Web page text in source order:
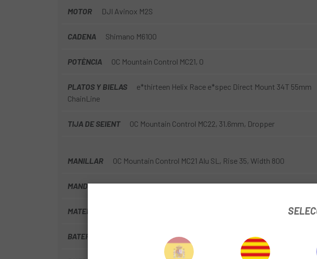
MOTOR DJI Avinox M2S
CADENA Shimano M6100
POTÈNCIA OC Mountain Control MC21, 0
PLATOS Y BIELAS
e*thirteen Helix Race e*spec Direct Mount 34T 55mm
ChainLine
TIJA DE SEIENT OC Mountain Control MC22, 31.6mm, Dropper
MANILLAR OC Mountain Control MC21 Alu SL, Rise 35, Width 800
MANDOS Shimano XT M8200 I-Spec EV
MATERIAL
BATERIA